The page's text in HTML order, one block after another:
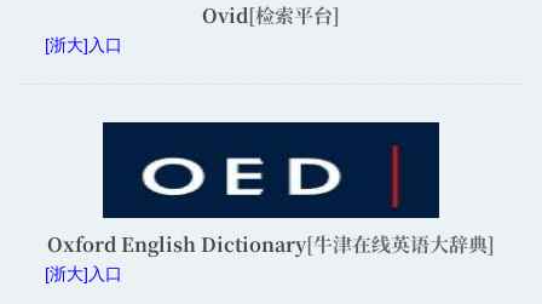
Ovid[检索平台]
[浙大]入口
Oxford English Dictionary[牛津在线英语大辞典]
[浙大]入口